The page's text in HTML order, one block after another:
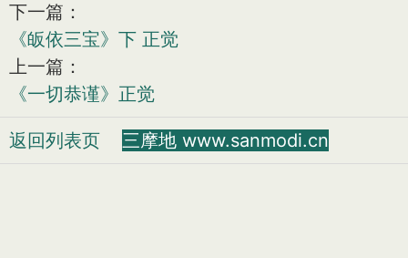
下一篇：
《皈依三宝》下 正觉
上一篇：
《一切恭谨》正觉
返回列表页 三摩地 www.sanmodi.cn